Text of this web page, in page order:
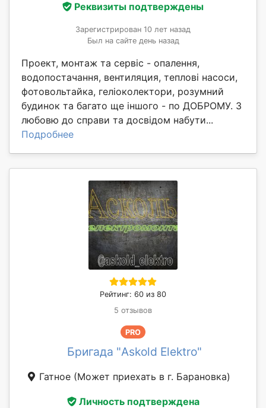
Реквизиты подтверждены
Зарегистрирован 10 лет назад
Был на сайте день назад
Проект, монтаж та сервіс - опалення,
водопостачання, вентиляция, теплові насоси,
фотовольтайка, геліоколектори, розумний
будинок та багато ще іншого - по ДОБРОМУ. З
любовю до справи та досвідом набути...
Подробнее
Рейтинг: 60 из 80
5 отзывов
PRO
Бригада "Askold Elektro"
Гатное (Может приехать в г. Барановка)
Личность подтверждена